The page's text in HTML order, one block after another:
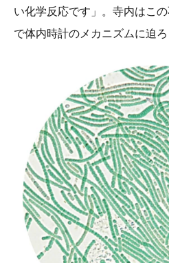
い化学反応です」。寺内はこ
で体内時計のメカニズムに迫ろ